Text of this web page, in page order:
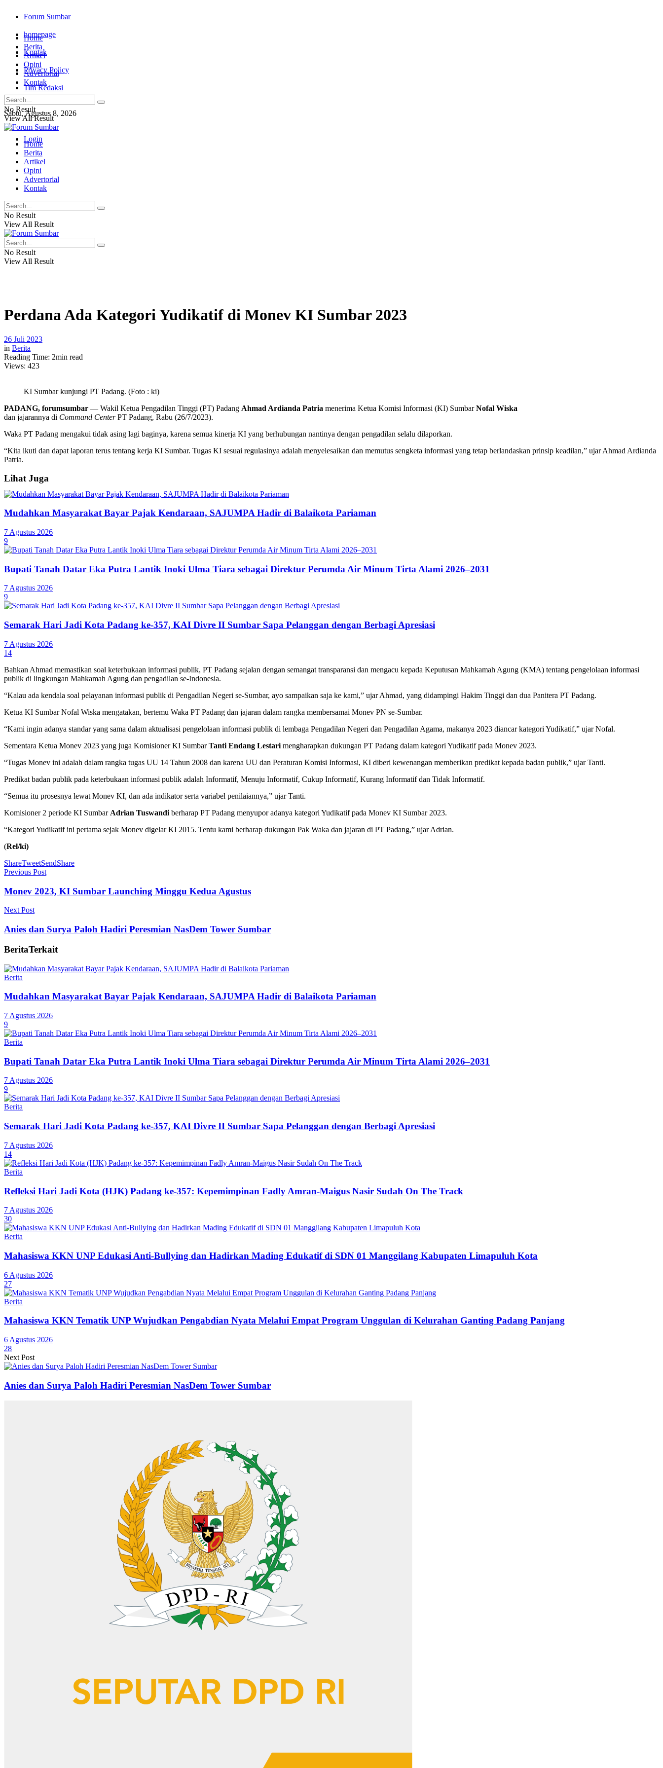
Forum Sumbar
homepage
Kontak
Privacy Policy
Tim Redaksi
Sabtu, Agustus 8, 2026
Login
Home
Berita
Artikel
Opini
Advertorial
Kontak
No Result
View All Result
Home
Berita
Artikel
Opini
Advertorial
Kontak
No Result
View All Result
No Result
View All Result
Perdana Ada Kategori Yudikatif di Monev KI Sumbar 2023
26 Juli 2023
in Berita
Reading Time: 2min read
Views: 423
KI Sumbar kunjungi PT Padang. (Foto : ki)
PADANG, forumsumbar — Wakil Ketua Pengadilan Tinggi (PT) Padang Ahmad Ardianda Patria menerima Ketua Komisi Informasi (KI) SumbarNofal Wiska
dan jajarannya di Command CenterPT Padang, Rabu (26/7/2023).
Waka PT Padang mengakui tidak asing lagi baginya, karena semua kinerja KI yang berhubungan nantinya dengan pengadilan selalu dilaporkan.
“Kita ikuti dan dapat laporan terus tentang kerja KI Sumbar. Tugas KI sesuai regulasinya adalah menyelesaikan dan memutus sengketa informasi yang tetap berlandaskan prinsip keadilan,” ujar Ahmad Ardianda
Patria.
Lihat Juga
Mudahkan Masyarakat Bayar Pajak Kendaraan, SAJUMPA Hadir di Balaikota Pariaman
7 Agustus 2026
9
Bupati Tanah Datar Eka Putra Lantik Inoki Ulma Tiara sebagai Direktur Perumda Air Minum Tirta Alami 2026–2031
7 Agustus 2026
9
Semarak Hari Jadi Kota Padang ke-357, KAI Divre II Sumbar Sapa Pelanggan dengan Berbagi Apresiasi
7 Agustus 2026
14
Bahkan Ahmad memastikan soal keterbukaan informasi publik, PT Padang sejalan dengan semangat transparansi dan mengacu kepada Keputusan Mahkamah Agung (KMA) tentang pengelolaan informasi
publik di lingkungan Mahkamah Agung dan pengadilan se-Indonesia.
“Kalau ada kendala soal pelayanan informasi publik di Pengadilan Negeri se-Sumbar, ayo sampaikan saja ke kami,” ujar Ahmad, yang didampingi Hakim Tinggi dan dua Panitera PT Padang.
Ketua KI Sumbar Nofal Wiska mengatakan, bertemu Waka PT Padang dan jajaran dalam rangka membersamai Monev PN se-Sumbar.
“Kami ingin adanya standar yang sama dalam aktualisasi pengelolaan informasi publik di lembaga Pengadilan Negeri dan Pengadilan Agama, makanya 2023 diancar kategori Yudikatif,” ujar Nofal.
Sementara Ketua Monev 2023 yang juga Komisioner KI SumbarTanti Endang Lestari mengharapkan dukungan PT Padang dalam kategori Yudikatif pada Monev 2023.
“Tugas Monev ini adalah dalam rangka tugas UU 14 Tahun 2008 dan karena UU dan Peraturan Komisi Informasi, KI diberi kewenangan memberikan predikat kepada badan publik,” ujar Tanti.
Predikat badan publik pada keterbukaan informasi publik adalah Informatif, Menuju Informatif, Cukup Informatif, Kurang Informatif dan Tidak Informatif.
“Semua itu prosesnya lewat Monev KI, dan ada indikator serta variabel penilaiannya,” ujar Tanti.
Komisioner 2 periode KI Sumbar Adrian Tuswandi berharap PT Padang menyupor adanya kategori Yudikatif pada Monev KI Sumbar 2023.
“Kategori Yudikatif ini pertama sejak Monev digelar KI 2015. Tentu kami berharap dukungan Pak Waka dan jajaran di PT Padang,” ujar Adrian.
(Rel/ki)
ShareTweetSendShare
Previous Post
Monev 2023, KI Sumbar Launching Minggu Kedua Agustus
Next Post
Anies dan Surya Paloh Hadiri Peresmian NasDem Tower Sumbar
BeritaTerkait
Berita
Mudahkan Masyarakat Bayar Pajak Kendaraan, SAJUMPA Hadir di Balaikota Pariaman
7 Agustus 2026
9
Berita
Bupati Tanah Datar Eka Putra Lantik Inoki Ulma Tiara sebagai Direktur Perumda Air Minum Tirta Alami 2026–2031
7 Agustus 2026
9
Berita
Semarak Hari Jadi Kota Padang ke-357, KAI Divre II Sumbar Sapa Pelanggan dengan Berbagi Apresiasi
7 Agustus 2026
14
Berita
Refleksi Hari Jadi Kota (HJK) Padang ke-357: Kepemimpinan Fadly Amran-Maigus Nasir Sudah On The Track
7 Agustus 2026
30
Berita
Mahasiswa KKN UNP Edukasi Anti-Bullying dan Hadirkan Mading Edukatif di SDN 01 Manggilang Kabupaten Limapuluh Kota
6 Agustus 2026
27
Berita
Mahasiswa KKN Tematik UNP Wujudkan Pengabdian Nyata Melalui Empat Program Unggulan di Kelurahan Ganting Padang Panjang
6 Agustus 2026
28
Next Post
Anies dan Surya Paloh Hadiri Peresmian NasDem Tower Sumbar